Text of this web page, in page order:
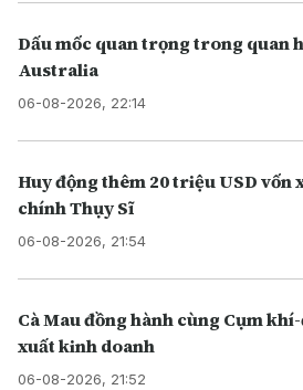
Dấu mốc quan trọng trong quan
Australia
06-08-2026, 22:14
Huy động thêm 20 triệu USD vốn
chính Thụy Sĩ
06-08-2026, 21:54
Cà Mau đồng hành cùng Cụm
xuất kinh doanh
06-08-2026, 21:52